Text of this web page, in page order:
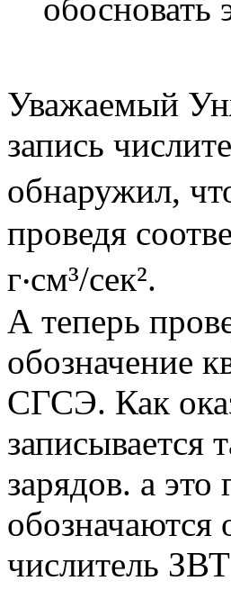
обосновать
Уважаемый
запись
обнаружил,
проведя
г‧см³/сек².
А теперь
обозначение
СГСЭ. Как
записывается
зарядов. а это
числитель